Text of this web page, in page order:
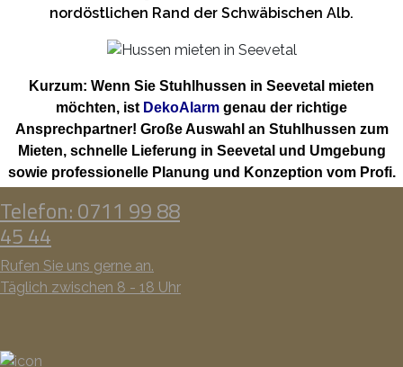
nordöstlichen Rand der Schwäbischen Alb.
Kurzum: Wenn Sie Stuhlhussen in Seevetal mieten
möchten, ist DekoAlarm genau der richtige
Ansprechpartner! Große Auswahl an Stuhlhussen zum
Mieten, schnelle Lieferung in Seevetal und Umgebung
sowie professionelle Planung und Konzeption vom Profi.
Telefon: 0711 99 88
45 44
Rufen Sie uns gerne an.
Täglich zwischen 8 - 18 Uhr